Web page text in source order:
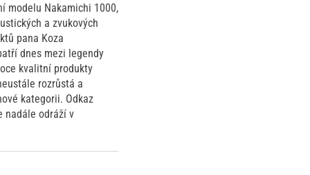
modelu Nakamichi 1000,
a zvukových
pana Koza
dnes mezi legendy
kvalitní produkty
rozrůstá a
kategorii. Odkaz
nadále odráží v